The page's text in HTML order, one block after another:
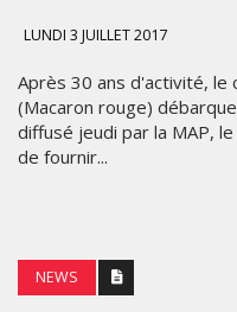
LUNDI 3 JUILLET 2017
Après 30 ans d'activité, le
(Macaron rouge)
diffusé jeudi par la MAP,
de fournir...
NEWS